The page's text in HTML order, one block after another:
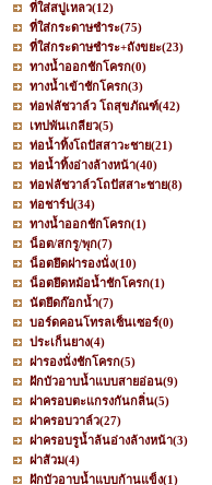
ที่ใส่สบู่เหลว(12)
ที่ใส่กระดาษชำระ(75)
ที่ใส่กระดาษชำระ+ถังขยะ(23)
ทางน้ำออกชักโครก(0)
ทางน้ำเข้าชักโครก(3)
ท่อฟลัชวาล์ว โถสุขภัณฑ์(42)
เทปพันเกลียว(5)
ท่อน้ำทิ้งโถปัสสาวะชาย(21)
ท่อน้ำทิ้งอ่างล้างหน้า(40)
ท่อฟลัชวาล์วโถปัสสาะชาย(8)
ท่อชาร์ป(34)
ทางน้ำออกชักโครก(1)
น็อต/สกรู/พุก(7)
น็อตยึดฝารองนั่ง(10)
น็อตยึดหม้อน้ำชักโครก(1)
นัตยึดก๊อกน้ำ(7)
บอร์ดคอนโทรลเซ็นเซอร์(0)
ประเก็นยาง(4)
ฝารองนั่งชักโครก(5)
ฝักบัวอาบน้ำแบบสายอ่อน(9)
ฝาครอบตะแกรงกันกลิ่น(5)
ฝาครอบวาล์ว(27)
ฝาครอบรูน้ำล้นอ่างล้างหน้า(3)
ฝาส้วม(4)
ฝักบัวอาบน้ำแบบก้านแข็ง(1)